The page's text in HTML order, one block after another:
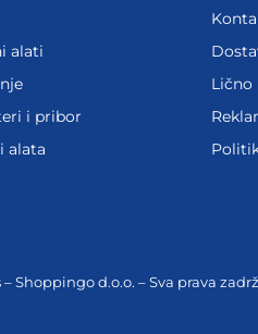
alati
i pribor
alata
Lično
Shoppingo d.o.o. – Sva prava